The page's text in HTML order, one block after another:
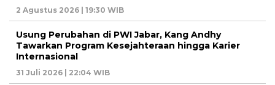
2 Agustus 2026 | 19:30 WIB
Usung Perubahan di PWI Jabar, Kang Andhy
Tawarkan Program Kesejahteraan hingga Karier
Internasional
31 Juli 2026 | 22:04 WIB